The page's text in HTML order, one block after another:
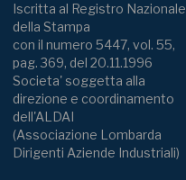
Iscritta al Registro Nazionale
della Stampa
con il numero 5447, vol. 55,
pag. 369, del 20.11.1996
Societa' soggetta alla
direzione e coordinamento
dell'ALDAI
(Associazione Lombarda
Dirigenti Aziende Industriali)